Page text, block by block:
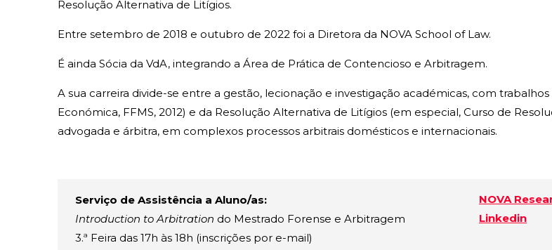
Resolução Alternativa de Litígios.
Entre setembro de 2018 e outubro de 2022 foi a Diretora da NOVA School of Law.
É ainda Sócia da VdA, integrando a Área de Prática de Contencioso e Arbitragem.
A sua carreira divide-se entre a gestão, lecionação e investigação académicas, com
Económica, FFMS, 2012) e da Resolução Alternativa de Litígios (em especial, Curso de
advogada e árbitra, em complexos processos arbitrais domésticos e internacionais.
Serviço de Assistência a Aluno/as:
Introduction to Arbitration do Mestrado Forense e Arbitragem
3.ª Feira das 17h às 18h (inscrições por e-mail)
NOVA
Linkedin